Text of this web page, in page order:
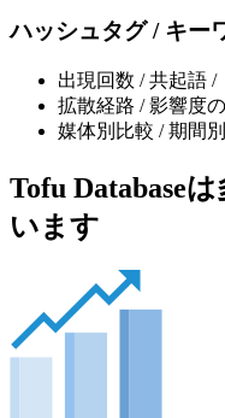
ハッシュタグ / キー
出現回数 / 共起語 /
拡散経路 / 影響度
媒体別比較 / 期間
Tofu Database
います